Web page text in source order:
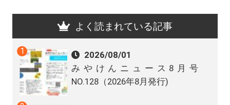
よく読まれている記事
2026/08/01
みやけんニュース8月号
NO.128（2026年8月発行)